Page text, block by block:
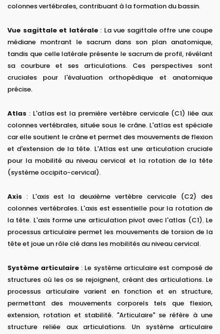
colonnes vertébrales, contribuant à la formation du bassin.
Vue sagittale et latérale: La vue sagittale offre une coupe
médiane montrant le sacrum dans son plan anatomique,
tandis que celle latérale présente le sacrum de profil, révélant
sa courbure et ses articulations. Ces perspectives sont
cruciales pour l'évaluation orthopédique et anatomique
précise.
Atlas : L'atlas est la première vertèbre cervicale (C1) liée aux
colonnes vertébrales, située sous le crâne. L'atlas est spéciale
car elle soutient le crâne et permet des mouvements de flexion
et d'extension de la tête. L'Atlas est une articulation cruciale
pour la mobilité au niveau cervical et la rotation de la tête
(système occipito-cervical).
Axis : L'axis est la deuxième vertèbre cervicale (C2) des
colonnes vertébrales. L'axis est essentielle pour la rotation de
la tête. L'axis forme une articulation pivot avec l'atlas (C1). Le
processus articulaire permet les mouvements de torsion de la
tête et joue un rôle clé dans les mobilités au niveau cervical.
Système articulaire : Le système articulaire est composé de
structures où les os se rejoignent, créant des articulations. Le
processus articulaire varient en fonction et en structure,
permettant des mouvements corporels tels que flexion,
extension, rotation et stabilité. "Articulaire" se réfère à une
structure reliée aux articulations. Un système articulaire